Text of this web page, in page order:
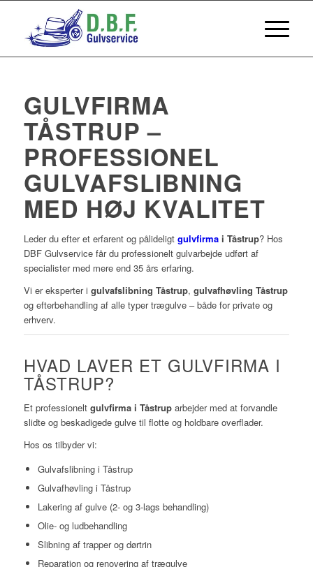
GULVFIRMA
TÅSTRUP –
PROFESSIONEL
GULVAFSLIBNING
MED HØJ KVALITET
Leder du efter et erfarent og pålideligt gulvfirmai Tåstrup? Hos
DBF Gulvservice får du professionelt gulvarbejde udført af
specialister med mere end 35 års erfaring.
Vi er eksperter i gulvafslibning Tåstrup, gulvafhøvling Tåstrup
og efterbehandling af alle typer trægulve – både for private og
erhverv.
HVAD LAVER ET GULVFIRMA I
TÅSTRUP?
Et professionelt gulvfirma i Tåstruparbejder med at forvandle
slidte og beskadigede gulve til flotte og holdbare overflader.
Hos os tilbyder vi:
Gulvafslibning i Tåstrup
Gulvafhøvling i Tåstrup
Lakering af gulve (2- og 3-lags behandling)
Olie- og ludbehandling
Slibning af trapper og dørtrin
Reparation og renovering af trægulve